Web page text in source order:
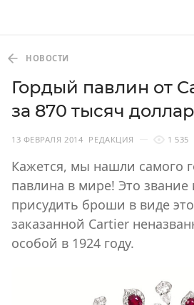
НОВОСТИ
Гордый павлин от
за 870 тысяч
13 ФЕВРАЛЯ 2014 РЕДАКЦИЯ 1 535
Кажется, мы нашли самого
павлина в мире! Это
присудить броши в виде
заказанной Cartier
особой в 1924 году.